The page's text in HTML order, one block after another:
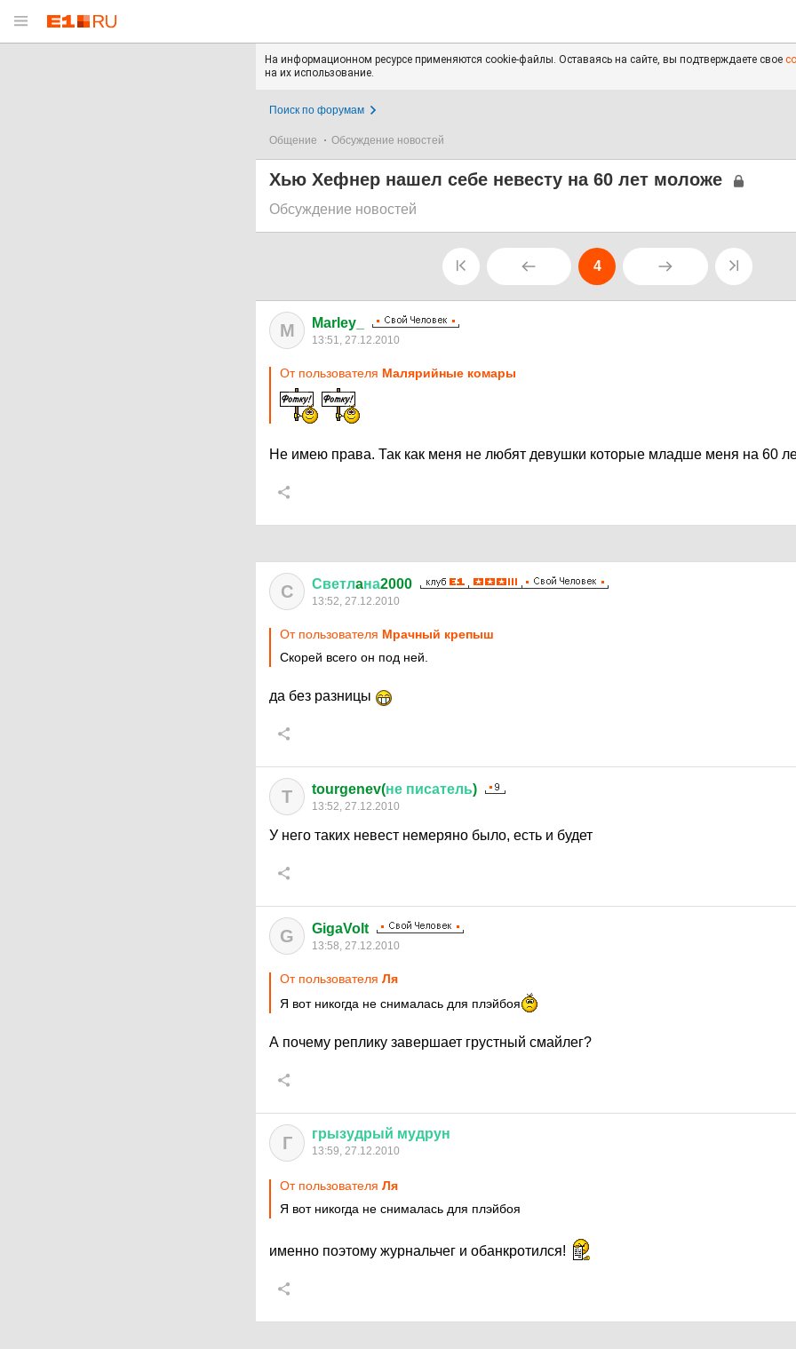
На информационном ресурсе применяются cookie-файлы. Оставаясь на сайте, вы подтверждаете свое
на их использование.
Поиск по форумам
Общение Обсуждение новостей
Хью Хефнер нашел себе невесту на 60 лет моложе
Обсуждение новостей
4
M Marley_
13:51, 27.12.2010
От пользователя Малярийные комары
Не имею права. Так как меня не любят девушки которые младше меня на 60
С Светлaна2000
13:52, 27.12.2010
От пользователя Мрачный крепыш
Скорей всего он под ней.
да без разницы
T tourgenev(не писатель)
13:52, 27.12.2010
У него таких невест немеряно было, есть и будет
G GigaVolt
13:58, 27.12.2010
От пользователя Ля
Я вот никогда не снималась для плэйбоя
А почему реплику завершает грустный смайлег?
Г грызудрый мудрун
13:59, 27.12.2010
От пользователя Ля
Я вот никогда не снималась для плэйбоя
именно поэтому журнальчег и обанкротился!